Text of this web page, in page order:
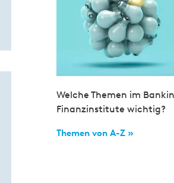
Welche Themen im
Finanzinstitute wichtig?
Themen von A-Z »